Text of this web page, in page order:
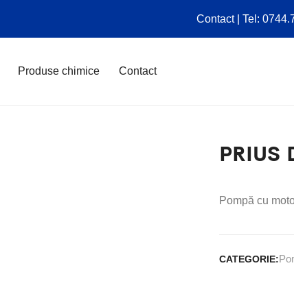
Contact | Tel:
Produse chimice Contact
PRIUS
Pompă cu
CATEGORIE: